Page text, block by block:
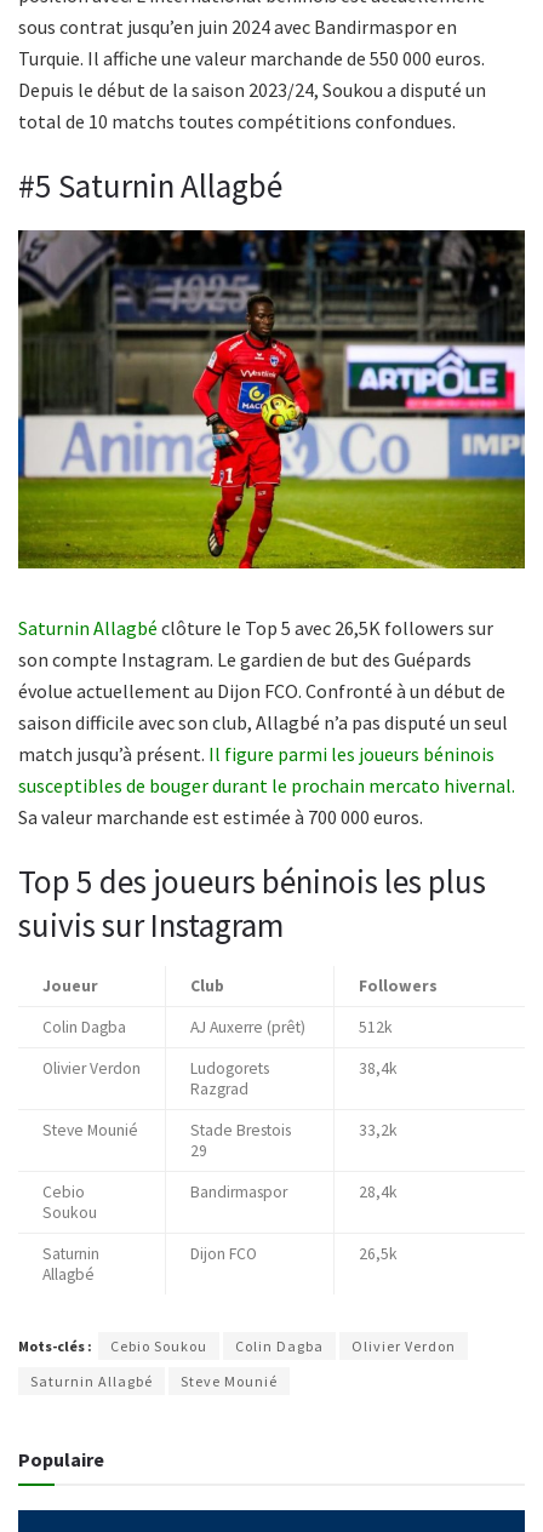
sous contrat jusqu’en juin 2024 avec Bandirmaspor en
Turquie. Il affiche une valeur marchande de 550 000 euros.
Depuis le début de la saison 2023/24, Soukou a disputé un
total de 10 matchs toutes compétitions confondues.
#5 Saturnin Allagbé
Saturnin Allagbé clôture le Top 5 avec 26,5K followers sur
son compte Instagram. Le gardien de but des Guépards
évolue actuellement au Dijon FCO. Confronté à un début de
saison difficile avec son club, Allagbé n’a pas disputé un seul
match jusqu’à présent. Il figure parmi les joueurs béninois
susceptibles de bouger durant le prochain mercato hivernal.
Sa valeur marchande est estimée à 700 000 euros.
Top 5 des joueurs béninois les plus
suivis sur Instagram
Joueur Club
Followers
Colin Dagba
AJ Auxerre (prêt)
512k
Olivier Verdon
Ludogorets
Razgrad
38,4k
Steve Mounié
Stade Brestois
29
33,2k
Cebio
Soukou
Bandirmaspor 28,4k
Saturnin
Allagbé
Dijon FCO 26,5k
Mots-clés : Cebio Soukou Colin Dagba
Olivier Verdon
Saturnin Allagbé
Steve Mounié
Populaire